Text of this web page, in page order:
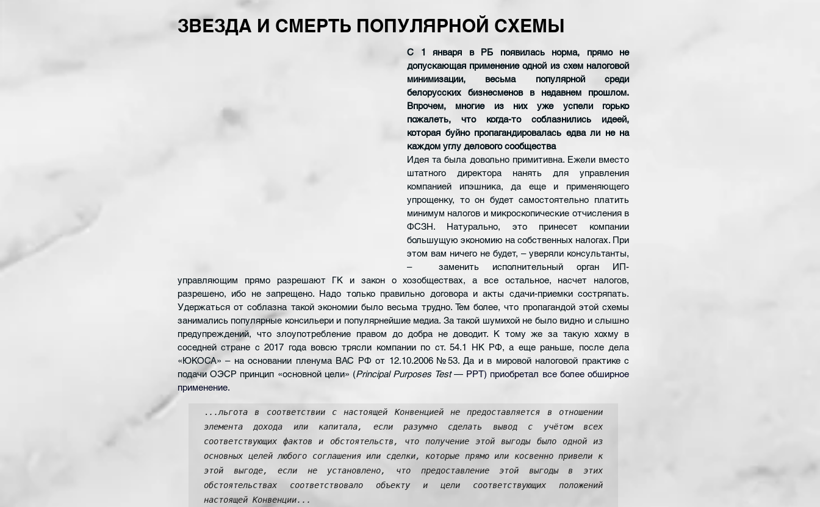
ЗВЕЗДА И СМЕРТЬ ПОПУЛЯРНОЙ СХЕМЫ
С 1 января в РБ появилась норма, прямо не
допускающая применение одной из схем налоговой
минимизации, весьма популярной среди
белорусских бизнесменов в недавнем прошлом.
Впрочем, многие из них уже успели горько
пожалеть, что когда-то соблазнились идеей,
которая буйно пропагандировалась едва ли не на
каждом углу делового сообщества
Идея та была довольно примитивна. Ежели вместо
штатного директора
нанять для
управления
компанией ипэшника, да еще и применяющего
упрощенку, то он будет самостоятельно платить
минимум налогов и микроскопические отчисления в
ФСЗН. Натурально, это принесет компании
большущую экономию на собственных налогах. При
этом вам ничего не будет, – уверяли консультанты,
–  заменить исполнительный орган ИП-
управляющим прямо разрешают ГК и закон о хозобществах, а все остальное, насчет налогов,
разрешено, ибо не запрещено. Надо только правильно договора и акты сдачи-приемки состряпать.
Удержаться от соблазна такой экономии было весьма трудно. Тем более, что пропагандой этой схемы
занимались популярные консильери и популярнейшие медиа. За такой шумихой не было видно и слышно
предупреждений, что злоупотребление правом до добра не доводит. К тому же за такую хохму в
соседней стране с 2017 года вовсю трясли компании по ст. 54.1 НК РФ, а еще раньше, после дела
«ЮКОСА» – на основании пленума ВАС РФ от 12.10.2006 №53. Да и в мировой налоговой практике с
подачи ОЭСР принцип «основной цели» (Principal Purposes Test — PPT) приобретал все более обширное
применение.
. ..льгота в соответствии с настоящей Конвенцией не предоставляется в отношении
элемента дохода или капитала, если разумно сделать вывод с учётом всех
соответствующих фактов и обстоятельств, что получение этой выгоды было одной из
основных целей любого соглашения или сделки, которые прямо или косвенно привели к
этой выгоде, если не установлено, что предоставление этой выгоды в этих
обстоятельствах соответствовало объекту и цели соответствующих положений
настоящей Конвенции...